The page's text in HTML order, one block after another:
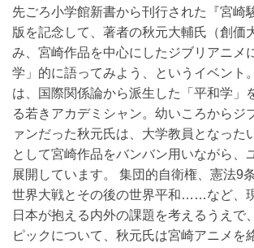
先ごろ小学館新書から刊行された『宮崎
版を記念して、著者の秋元大輔氏（創価
み、宮崎作品を中心にしたジブリアニメ
学」的に語ってみよう、というイベント
は、国際関係論から派生した「平和学」
る若きアカデミシャン。幼いころからジ
ァンだった秋元氏は、大学教員となった
として宮崎作品をバンバン用いながら、
展開しています。 集団的自衛権、憲法9
世界大戦とその後の世界平和……など、
日本が抱える内外の課題を考えるうえで
ピックについて、秋元氏は宮崎アニメを